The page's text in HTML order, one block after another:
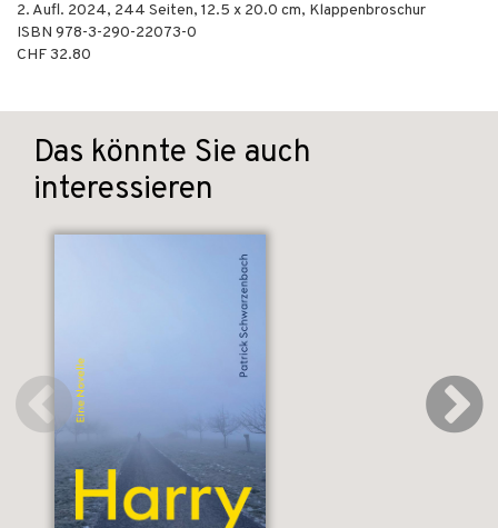
2. Aufl. 2024, 244 Seiten, 12.5 x 20.0 cm, Klappenbroschur
ISBN 978-3-290-22073-0
CHF 32.80
Das könnte Sie auch
interessieren